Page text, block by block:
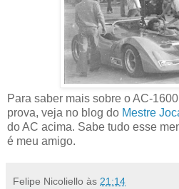
Para saber mais sobre o AC-
prova, veja no blog do Mestre
do AC acima. Sabe tudo esse
é meu amigo.
Felipe Nicoliello às 21:14